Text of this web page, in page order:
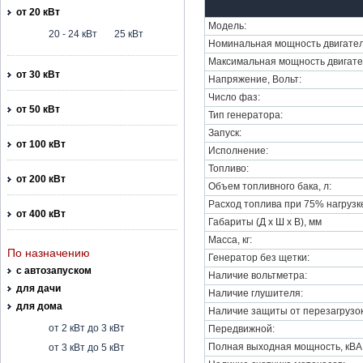
от 20 кВт
20 - 24 кВт
25 кВт
от 30 кВт
от 50 кВт
от 100 кВт
от 200 кВт
от 400 кВт
По назначению
с автозапуском
для дачи
для дома
от 2 кВт до 3 кВт
от 3 кВт до 5 кВт
Модель:
Номинальная мощность
Максимальная мощность
Напряжение, Вольт:
Число фаз:
Тип генератора:
Запуск:
Исполнение:
Топливо:
Объем топливного бака, л:
Расход топлива при 75%
Габариты (Д х Ш х В), мм
Масса, кг:
Генератор без щетки:
Наличие вольтметра:
Наличие глушителя:
Наличие защиты от
Передвижной:
Полная выходная мощность,